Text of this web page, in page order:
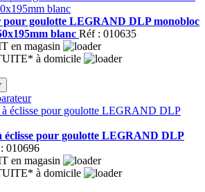
pour goulotte LEGRAND DLP monobloc
blanc Réf : 010635
en magasin
à domicile
éclisse pour goulotte LEGRAND DLP
010696
en magasin
à domicile